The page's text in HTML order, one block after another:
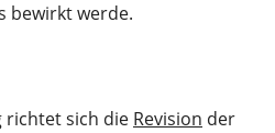
bewirkt werde.
richtet sich die Revision der